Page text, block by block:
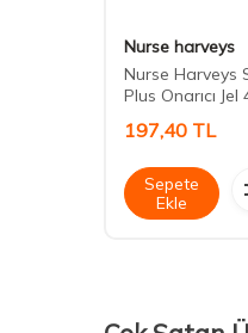
Nurse harveys
Nurse Harveys
Plus Onarıcı Jel
197,40 TL
Sepete
Ekle